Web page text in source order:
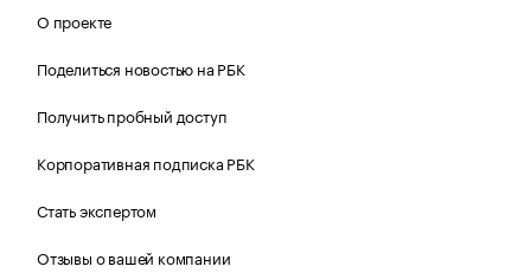
О проекте
Поделиться новостью на РБК
Получить пробный доступ
Корпоративная подписка РБК
Стать экспертом
Отзывы о вашей компании